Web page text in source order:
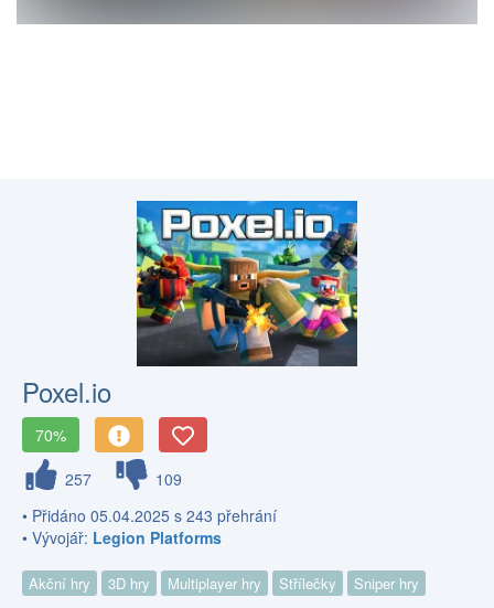
Poxel.io
70%
257
109
• Přidáno 05.04.2025 s 243 přehrání
• Vývojář: Legion Platforms
Akční hry 3D hry Multiplayer hry Střílečky Sniper hry